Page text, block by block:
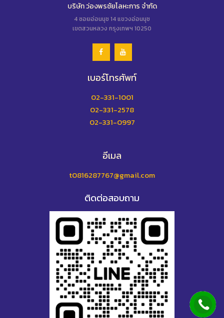
บริษัท ว่องพรชัยโลหะการ จำกัด
4 ซอยอ่อนนุช 14 แขวงอ่อนนุช
เขตสวนหลวง กรุงเทพฯ 10250
เบอร์โทรศัพท์
02-331-1001
02-331-2578
02-331-0997
อีเมล
t0816287767@gmail.com
ติดต่อสอบถาม